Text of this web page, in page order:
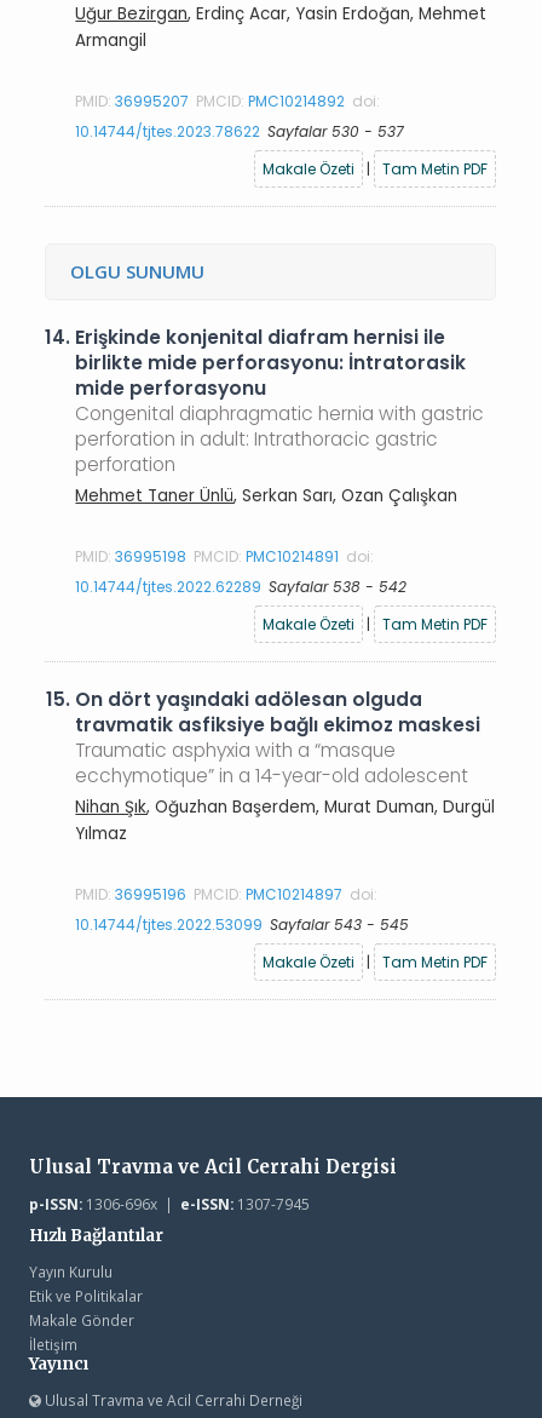
Uğur Bezirgan, Erdinç Acar, Yasin Erdoğan, Mehmet
Armangil
PMID:36995207 PMCID:PMC10214892 doi:
10.14744/tjtes.2023.78622 Sayfalar 530 - 537
Makale Özeti
| Tam Metin PDF
OLGU SUNUMU
14. Erişkinde konjenital diafram hernisi ile
birlikte mide perforasyonu: İntratorasik
mide perforasyonu
Congenital diaphragmatic hernia with gastric
perforation in adult: Intrathoracic gastric
perforation
Mehmet Taner Ünlü, Serkan Sarı, Ozan Çalışkan
PMID:36995198 PMCID:PMC10214891 doi:
10.14744/tjtes.2022.62289 Sayfalar 538 - 542
Makale Özeti
| Tam Metin PDF
15. On dört yaşındaki adölesan olguda
travmatik asfiksiye bağlı ekimoz maskesi
Traumatic asphyxia with a “masque
ecchymotique” in a 14-year-old adolescent
Nihan Şık, Oğuzhan Başerdem, Murat Duman, Durgül
Yılmaz
PMID:36995196 PMCID:PMC10214897 doi:
10.14744/tjtes.2022.53099 Sayfalar 543 - 545
Makale Özeti
| Tam Metin PDF
Ulusal Travma ve Acil Cerrahi Dergisi
p-ISSN:1306-696x | e-ISSN:1307-7945
Hızlı Bağlantılar
Yayın Kurulu
Etik ve Politikalar
Makale Gönder
İletişim
Yayıncı
Ulusal Travma ve Acil Cerrahi Derneği